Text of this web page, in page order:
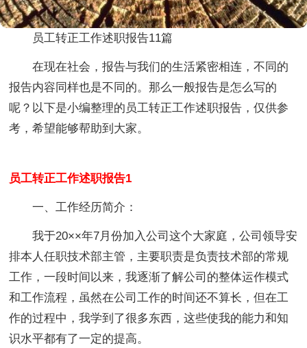
员工转正工作述职报告11篇
在现在社会，报告与我们的生活紧密相连，不同的
报告内容同样也是不同的。那么一般报告是怎么写的
呢？以下是小编整理的员工转正工作述职报告，仅供参
考，希望能够帮助到大家。
员工转正工作述职报告1
一、工作经历简介：
我于20××年7月份加入公司这个大家庭，公司领导安
排本人任职技术部主管，主要职责是负责技术部的常规
工作，一段时间以来，我逐渐了解公司的整体运作模式
和工作流程，虽然在公司工作的时间还不算长，但在工
作的过程中，我学到了很多东西，这些使我的能力和知
识水平都有了一定的提高。